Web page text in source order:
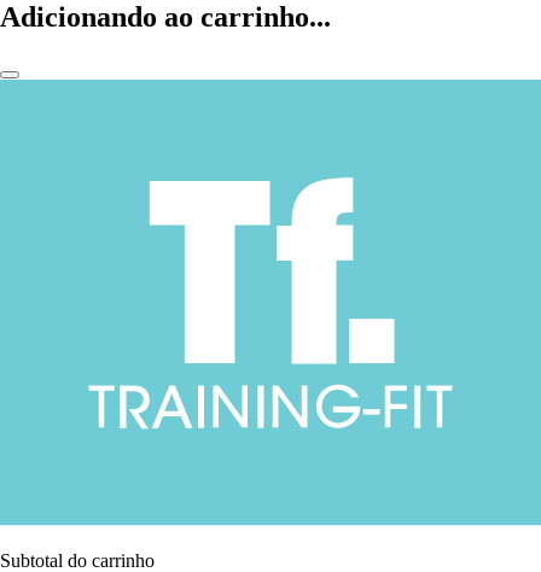
Adicionando ao carrinho...
Subtotal do carrinho